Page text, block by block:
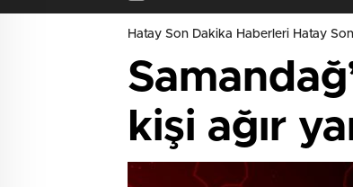
Hatay Son Dakika Haberleri Hatay
kişi ağır